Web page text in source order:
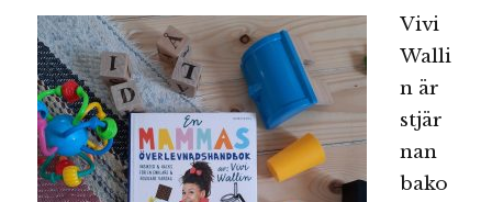
Vivi
Walli
n är
stjär
nan
bako